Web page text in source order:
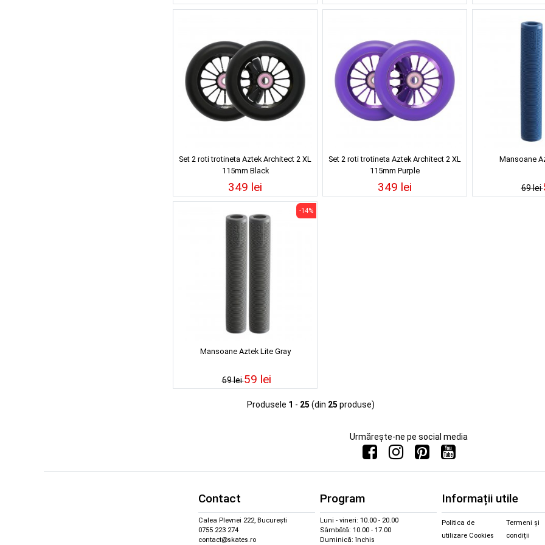
Set 2 roti trotineta Aztek Architect 2 XL
115mm Black
349 lei
Set 2 roti trotineta Aztek Architect 2 XL
115mm Purple
349 lei
Mansoane
69 lei
Mansoane Aztek Lite Gray
69 lei
-14%
59 lei
Produsele 1 - 25 (din 25 produse)
Urmărește-ne pe social media
Contact
Calea Plevnei 222, București
0755 223 274
contact@skates.ro
Program
Luni - vineri: 10.00 - 20.00
Sâmbătă: 10.00 - 17.00
Duminică: închis
Informații utile
Politica de
utilizare Cookies
Termeni și
condiții